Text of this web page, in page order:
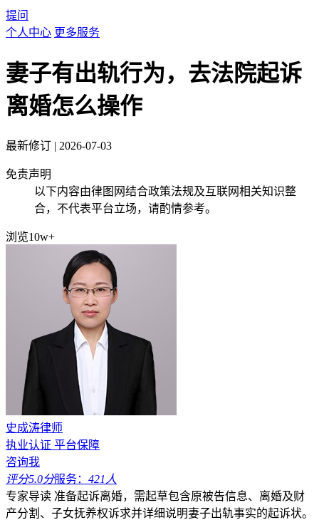
提问
个人中心 更多服务
妻子有出轨行为，去法院起诉
离婚怎么操作
最新修订 | 2026-07-03
免责声明
以下内容由律图网结合政策法规及互联网相关知识整
合，不代表平台立场，请酌情参考。
浏览10w+
史成涛律师
执业认证 平台保障
咨询我
评分5.0分服务： 421人
专家导读 准备起诉离婚，需起草包含原被告信息、离婚及财
产分割、子女抚养权诉求并详细说明妻子出轨事实的起诉状。